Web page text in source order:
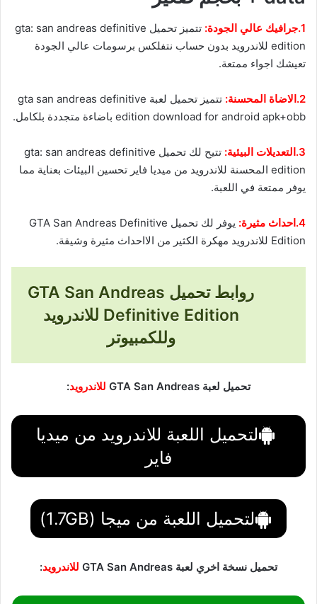
1.جرافيك عالي الجودة:
تتميز تحميل gta: san andreas definitive
edition للاندرويد بدون حساب نتفلكس برسومات عالي الجودة
تعيشك اجواء ممتعة.
2.الاضاة المحسنة:
تتميز تحميل لعبة gta san andreas definitive
edition download for android apk+obb باضاءة متجددة بلكامل.
3.التعديلات البيئية:
تتيح لك تحميل gta: san andreas definitive
edition المحسنة للاندرويد من ميديا فاير تحسين البيئات بعناية مما
يوفر ممتعة في اللعبة.
4.احداث مثيرة:
يوفر لك تحميل GTA San Andreas Definitive
Edition للاندرويد مهكرة الكثير من الااحداث مثيرة وشيقة.
روابط تحميل GTA San Andreas
Definitive Edition للاندرويد
وللكمبيوتر
تحميل لعبة GTA San Andreas للاندرويد:
لتحميل اللعبة للاندرويد من ميديا
فاير
لتحميل اللعبة من ميجا (1.7GB)
تحميل نسخة اخري لعبة GTA San Andreas للاندرويد: